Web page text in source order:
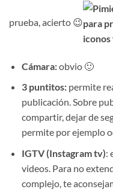
prueba, acierto 😉
Cámara:obvio 🙂
3 puntitos:permite
publicación. Sobre
compartir, dejar de
permite por ejemplo
IGTV (Instagram tv):
videos. Para no
complejo, te